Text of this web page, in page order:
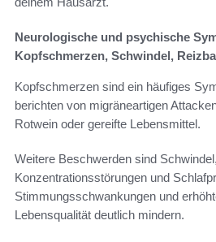
Neurologische und psychische
Kopfschmerzen, Schwindel,
Kopfschmerzen sind ein häufiges
berichten von migräneartigen
Rotwein oder gereifte Lebensmittel.
Weitere Beschwerden sind Schwindel,
Konzentrationsstörungen und
Stimmungsschwankungen und
Lebensqualität deutlich mindern.